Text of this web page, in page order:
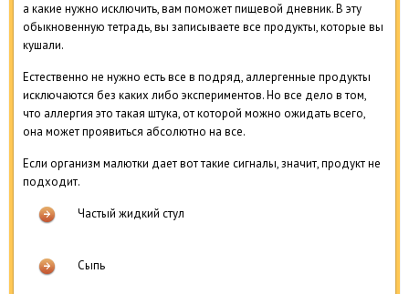
а какие нужно исключить, вам поможет пищевой дневник. В эту
обыкновенную тетрадь, вы записываете все продукты, которые вы
кушали.
Естественно не нужно есть все в подряд, аллергенные продукты
исключаются без каких либо экспериментов. Но все дело в том,
что аллергия это такая штука, от которой можно ожидать всего,
она может проявиться абсолютно на все.
Если организм малютки дает вот такие сигналы, значит, продукт не
подходит.
Частый жидкий стул
Сыпь